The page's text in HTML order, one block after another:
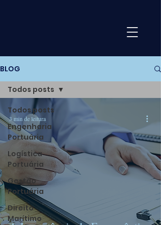
BLOG
Todos posts
Engenharia
Portuária
Logística
Portuária
Gestão
Portuária
Direito
Marítimo
Todos posts
3 min de leitura